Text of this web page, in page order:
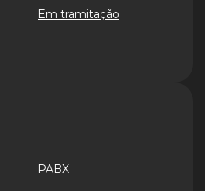
Em tramitação
PABX